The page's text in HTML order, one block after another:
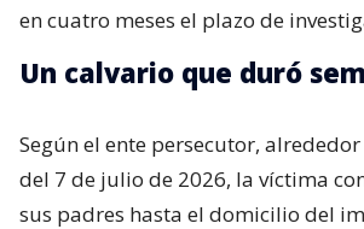
en cuatro meses el plazo de
Un calvario que duró
Según el ente persecutor,
del 7 de julio de 2026, la víctima
sus padres hasta el domicilio del